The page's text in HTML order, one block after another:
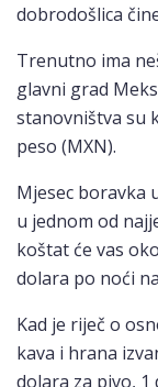
dobrodošlica
Trenutno ima
glavni grad
stanovništva su
peso (MXN).
Mjesec boravka
u jednom od
koštat će vas
dolara po noći
Kad je riječ o
kava i hrana
dolara za pivo,